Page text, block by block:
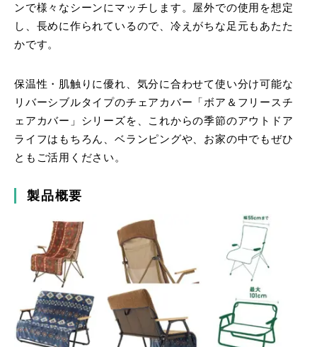
ンで様々なシーンにマッチします。屋外での使用を想定
し、長めに作られているので、冷えがちな足元もあたた
かです。
保温性・肌触りに優れ、気分に合わせて使い分け可能な
リバーシブルタイプのチェアカバー「ボア＆フリースチ
ェアカバー」シリーズを、これからの季節のアウトドア
ライフはもちろん、ベランピングや、お家の中でもぜひ
ともご活用ください。
製品概要